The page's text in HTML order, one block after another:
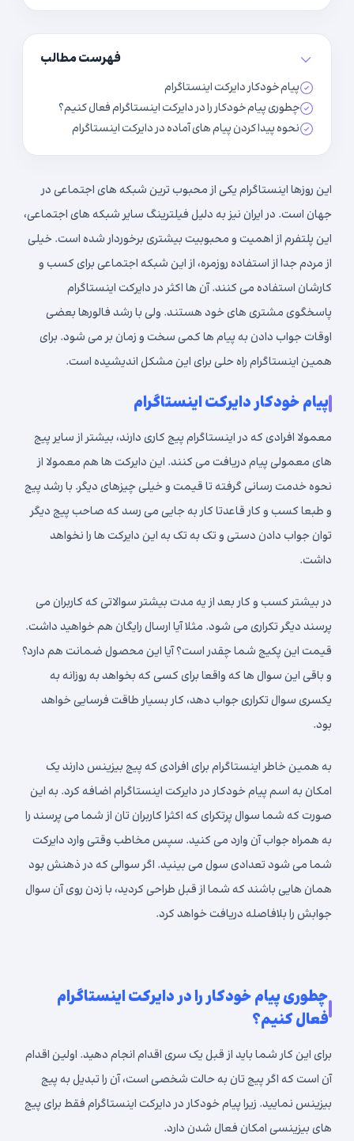
فهرست مطالب
پیام خودکار دایرکت اینستاگرام
چطوری پیام خودکار را در دایرکت اینستاگرام فعال کنیم؟
نحوه پیدا کردن پیام های آماده در دایرکت اینستاگرام
این روزها اینستاگرام یکی از محبوب ترین شبکه های اجتماعی در
جهان است. در ایران نیز به دلیل فیلترینگ سایر شبکه های اجتماعی،
این پلتفرم از اهمیت و محبوبیت بیشتری برخوردار شده است. خیلی
از مردم جدا از استفاده روزمره، از این شبکه اجتماعی برای کسب و
کارشان استفاده می کنند. آن ها اکثر در دایرکت اینستاگرام
پاسخگوی مشتری های خود هستند. ولی با رشد فالورها بعضی
اوقات جواب دادن به پیام ها کمی سخت و زمان بر می شود. برای
همین اینستاگرام راه حلی برای این مشکل اندیشیده است.
پیام خودکار دایرکت اینستاگرام
معمولا افرادی که در اینستاگرام پیج کاری دارند، بیشتر از سایر پیج
های معمولی پیام دریافت می کنند. این دایرکت ها هم معمولا از
نحوه خدمت رسانی گرفته تا قیمت و خیلی چیزهای دیگر. با رشد پیج
و طبعا کسب و کار قاعدتا کار به جایی می رسد که صاحب پیج دیگر
توان جواب دادن دستی و تک به تک به این دایرکت ها را نخواهد
داشت.
در بیشتر کسب و کار بعد از یه مدت بیشتر سوالاتی که کاربران می
پرسند دیگر تکراری می شود. مثلا آیا ارسال رایگان هم خواهید داشت.
قیمت این پکیج شما چقدر است؟ آیا این محصول ضمانت هم دارد؟
و باقی این سوال ها که واقعا برای کسی که بخواهد به روزانه به
یکسری سوال تکراری جواب دهد، کار بسیار طاقت فرسایی خواهد
بود.
به همین خاطر اینستاگرام برای افرادی که پیج بیزینس دارند یک
امکان به اسم پیام خودکار در دایرکت اینستاگرام اضافه کرد. به این
صورت که شما سوال پرتکرای که اکثرا کاربران تان از شما می پرسند را
به همراه جواب آن وارد می کنید. سپس مخاطب وقتی وارد دایرکت
شما می شود تعدادی سول می بینید. اگر سوالی که در ذهنش بود
همان هایی باشند که شما از قبل طراحی کردید، با زدن روی آن سوال
جوابش را بلافاصله دریافت خواهد کرد.
چطوری پیام خودکار را در دایرکت اینستاگرام
فعال کنیم؟
برای این کار شما باید از قبل یک سری اقدام انجام دهید. اولین اقدام
آن است که اگر پیج تان به حالت شخصی است، آن را تبدیل به پیج
بیزینس نمایید. زیرا پیام خودکار در دایرکت اینستاگرام فقط برای پیج
های بیزینسی امکان فعال شدن دارد.